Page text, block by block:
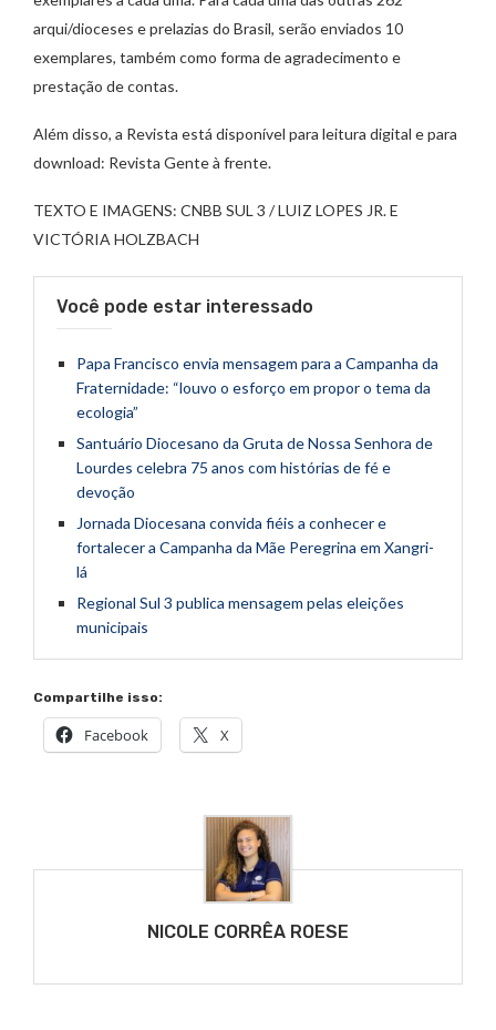
arqui/dioceses e prelazias do Brasil, serão enviados 10
exemplares, também como forma de agradecimento e
prestação de contas.
Além disso, a Revista está disponível para leitura digital e para
download: Revista Gente à frente.
TEXTO E IMAGENS: CNBB SUL 3 / LUIZ LOPES JR. E
VICTÓRIA HOLZBACH
Você pode estar interessado
Papa Francisco envia mensagem para a Campanha da
Fraternidade: “louvo o esforço em propor o tema da
ecologia”
Santuário Diocesano da Gruta de Nossa Senhora de
Lourdes celebra 75 anos com histórias de fé e
devoção
Jornada Diocesana convida fiéis a conhecer e
fortalecer a Campanha da Mãe Peregrina em Xangri-
lá
Regional Sul 3 publica mensagem pelas eleições
municipais
Compartilhe isso:
Facebook X
NICOLE CORRÊA ROESE